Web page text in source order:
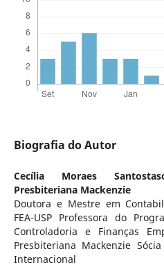
Biografia do Autor
Cecília Moraes
Presbiteriana Mackenzie
Doutora e Mestre em
FEA-USP Professora do
Controladoria e Finanças
Presbiteriana Mackenzie
Internacional